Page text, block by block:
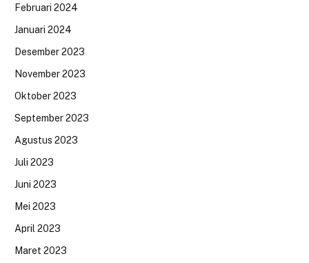
Februari 2024
Januari 2024
Desember 2023
November 2023
Oktober 2023
September 2023
Agustus 2023
Juli 2023
Juni 2023
Mei 2023
April 2023
Maret 2023